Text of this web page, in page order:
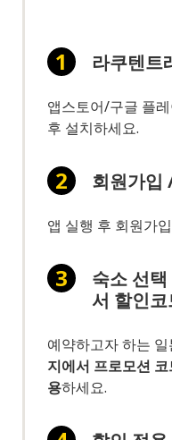
라쿠텐트
앱스토어/구글 플
후 설치하세요.
회원가입
앱 실행 후 회원가
숙소 선
서 할인
예약하고자 하는
지에서 프로모션 코
용하세요.